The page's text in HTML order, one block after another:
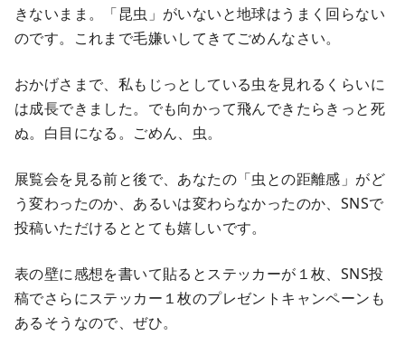
きないまま。「昆虫」がいないと地球はうまく回らない
のです。これまで毛嫌いしてきてごめんなさい。
おかげさまで、私もじっとしている虫を見れるくらいに
は成長できました。でも向かって飛んできたらきっと死
ぬ。白目になる。ごめん、虫。
展覧会を見る前と後で、あなたの「虫との距離感」がど
う変わったのか、あるいは変わらなかったのか、SNSで
投稿いただけるととても嬉しいです。
表の壁に感想を書いて貼るとステッカーが１枚、SNS投
稿でさらにステッカー１枚のプレゼントキャンペーンも
あるそうなので、ぜひ。